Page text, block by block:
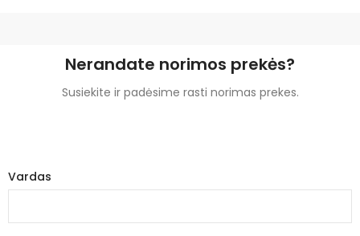
Nerandate norimos prekės?
Susiekite ir padėsime rasti norimas prekes.
Vardas